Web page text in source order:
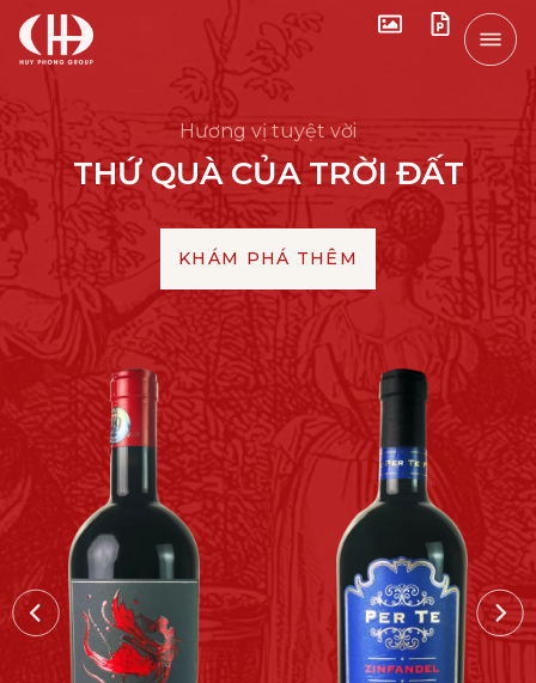
Hương vị tuyệt vời
THỨ QUÀ CỦATRỜI ĐẤT
KHÁM PHÁ THÊM